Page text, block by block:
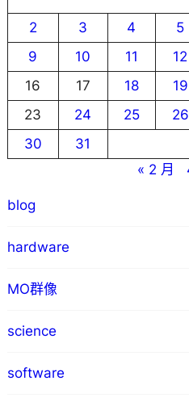
2
3 4 5
9
10 11 12
16
17 18 19
23
24 25 26
30
31
« 2 月
blog
hardware
MO群像
science
software